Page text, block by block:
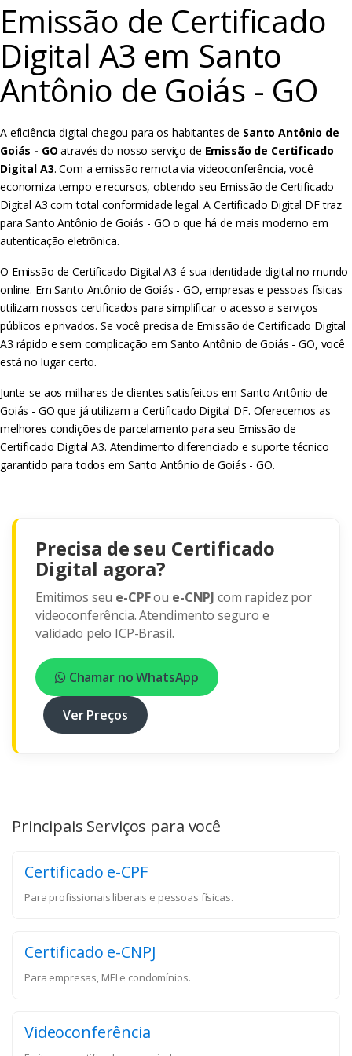
Emissão de Certificado
Digital A3 em Santo
Antônio de Goiás - GO
A eficiência digital chegou para os habitantes de Santo Antônio de
Goiás - GO através do nosso serviço de Emissão de Certificado
Digital A3. Com a emissão remota via videoconferência, você
economiza tempo e recursos, obtendo seu Emissão de Certificado
Digital A3 com total conformidade legal. A Certificado Digital DF traz
para Santo Antônio de Goiás - GO o que há de mais moderno em
autenticação eletrônica.
O Emissão de Certificado Digital A3 é sua identidade digital no mundo
online. Em Santo Antônio de Goiás - GO, empresas e pessoas físicas
utilizam nossos certificados para simplificar o acesso a serviços
públicos e privados. Se você precisa de Emissão de Certificado Digital
A3 rápido e sem complicação em Santo Antônio de Goiás - GO, você
está no lugar certo.
Junte-se aos milhares de clientes satisfeitos em Santo Antônio de
Goiás - GO que já utilizam a Certificado Digital DF. Oferecemos as
melhores condições de parcelamento para seu Emissão de
Certificado Digital A3. Atendimento diferenciado e suporte técnico
garantido para todos em Santo Antônio de Goiás - GO.
Precisa de seu Certificado
Digital agora?
Emitimos seu e-CPFou e-CNPJ com rapidez por
videoconferência. Atendimento seguro e
validado pelo ICP-Brasil.
Chamar no WhatsApp
Ver Preços
Principais Serviços para você
Certificado e-CPF
Para profissionais liberais e pessoas físicas.
Certificado e-CNPJ
Para empresas, MEI e condomínios.
Videoconferência